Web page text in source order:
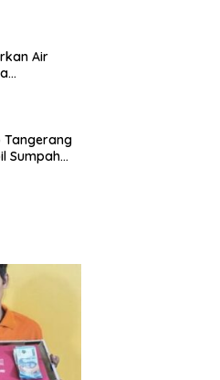
Air
Tangerang
Sumpah